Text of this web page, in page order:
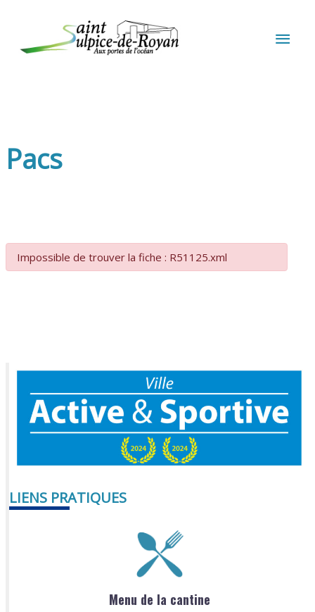
Pacs
Impossible de trouver la fiche : R51125.xml
LIENS PRATIQUES
Menu de la cantine